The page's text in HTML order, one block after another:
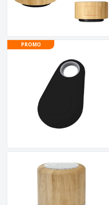
PROMO